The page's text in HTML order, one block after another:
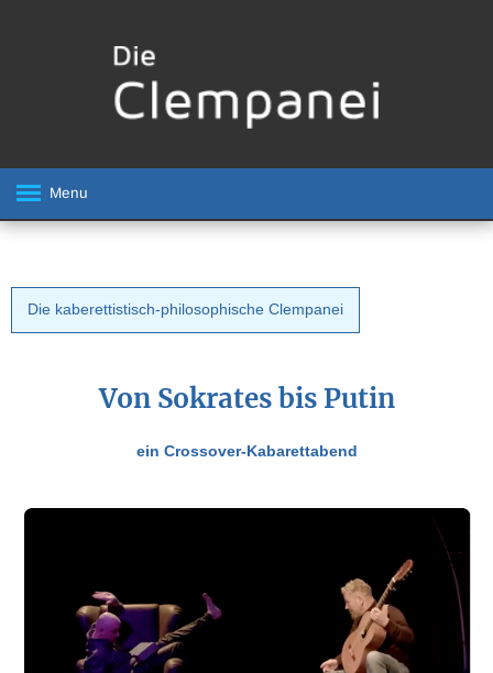
Menu
Die kaberettistisch-philosophische Clempanei
Von Sokrates bis Putin
ein Crossover-Kabarettabend